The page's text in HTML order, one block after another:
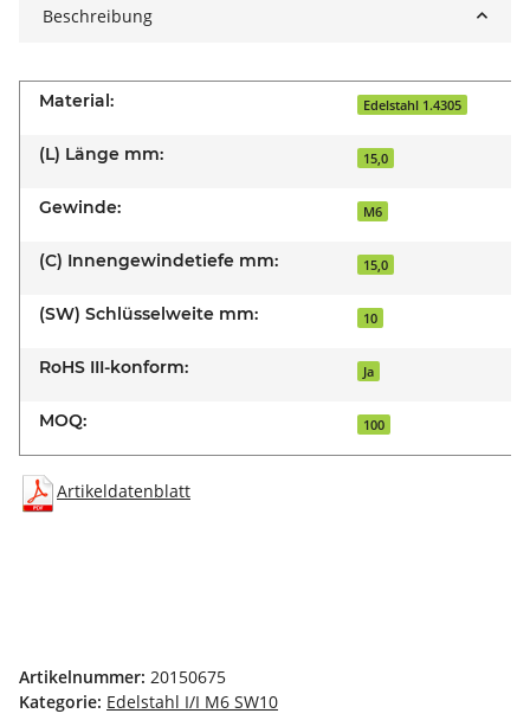
Beschreibung
Material: Edelstahl 1.4305
(L) Länge mm: 15,0
Gewinde: M6
(C) Innengewindetiefe mm: 15,0
(SW) Schlüsselweite mm: 10
RoHS III-konform: Ja
MOQ: 100
Artikeldatenblatt
Artikelnummer: 20150675
Kategorie: Edelstahl I/I M6 SW10